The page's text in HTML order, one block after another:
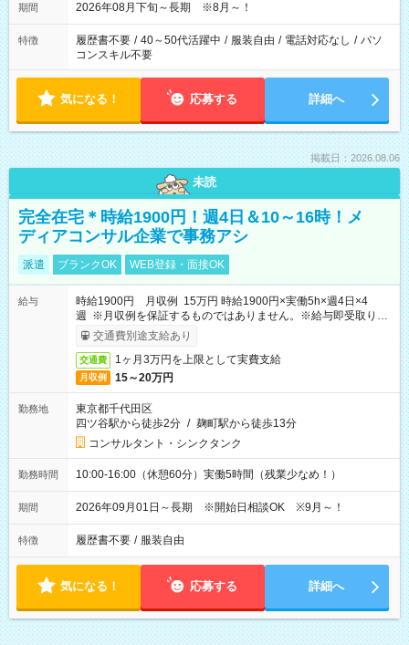
期間 2026年08月下旬～長期 ※8月～！
特徴 履歴書不要 / 40～50代活躍中 / 服装自由 / 電話対応なし / パソ
コンスキル不要
気になる！ 応募する 詳細へ
掲載日：2026.08.06
未読
完全在宅＊時給1900円！週4日＆10～16時！メ
ディアコンサル企業で事務アシ
派遣 ブランクOK WEB登録・面接OK
給与
時給1900円 月収例 15万円 時給1900円×実働5h×週4日×4
週 ※月収例を保証するものではありません。※給与即受取りサ
ービス利用可（利用条件有）
交通費別途支給あり
交通費 1ヶ月3万円を上限として実費支給
月収例 15～20万円
勤務地
東京都千代田区
四ツ谷駅から徒歩2分 / 麹町駅から徒歩13分
コンサルタント・シンクタンク
勤務時間 10:00-16:00（休憩60分）実働5時間（残業少なめ！）
期間 2026年09月01日～長期 ※開始日相談OK ※9月～！
特徴 履歴書不要 / 服装自由
気になる！ 応募する 詳細へ